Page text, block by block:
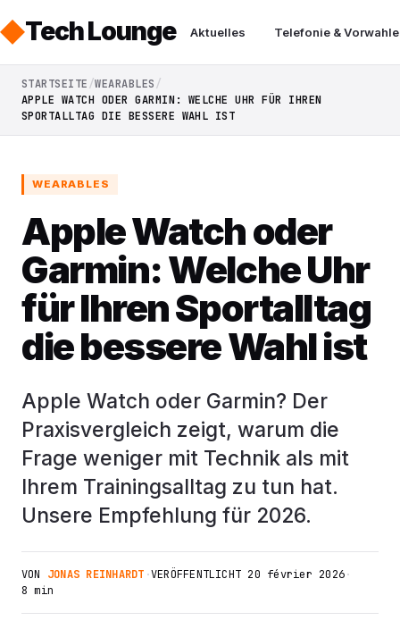
Tech Lounge Aktuelles Telefonie &
STARTSEITE WEARABLES
APPLE WATCH ODER GARMIN: WELCHE UHR FÜR IHREN
SPORTALLTAG DIE BESSERE WAHL IST
WEARABLES
Apple Watch oder
Garmin: Welche Uhr
für Ihren Sportalltag
die bessere Wahl ist
Apple Watch oder Garmin? Der
Praxisvergleich zeigt, warum die
Frage weniger mit Technik als mit
Ihrem Trainingsalltag zu tun hat.
Unsere Empfehlung für 2026.
VON JONAS REINHARDT ·VERÖFFENTLICHT 20 février 2026·
8 min